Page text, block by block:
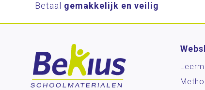
Betaal gemakkelijk en veilig